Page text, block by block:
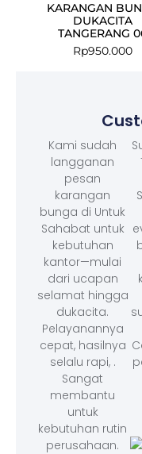
KARANGAN
DUKACITA
TANGERANG
Rp950.000
Kami sudah
langganan
pesan
karangan
bunga di Untuk
Sahabat untuk
kebutuhan
kantor—mulai
dari ucapan
selamat hingga
dukacita.
Pelayanannya
cepat, hasilnya
selalu rapi, .
Sangat
membantu
untuk
kebutuhan rutin
perusahaan.